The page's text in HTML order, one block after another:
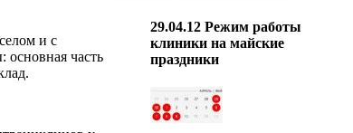
и с
основная часть
29.04.12 Режим работы
клиники на майские
праздники